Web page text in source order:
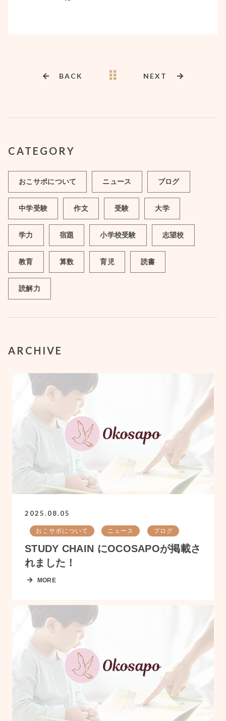
BACK NEXT
CATEGORY
おこサポについて ニュース ブログ
中学受験 作文 受験 大学
学力 宿題 小学校受験 志望校
教育 算数 育児 読書
読解力
ARCHIVE
2025.08.05
おこサポについて ニュース ブログ
STUDY CHAIN にOCOSAPOが掲載さ
れました！
MORE